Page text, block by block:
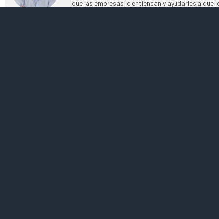
que las empresas lo entiendan y ayudarles a que